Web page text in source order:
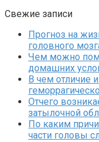
Свежие записи
Прогноз на
головного
Чем можно
домашних
В чем отличие
Отчего
затылочной
По каким
части головы